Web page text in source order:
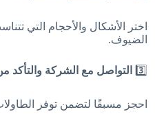
اختر الأشكال والأحجام التي
الضيوف.
3️⃣ التواصل مع الشركة والتأكد
احجز مسبقًا لتضمن توفر